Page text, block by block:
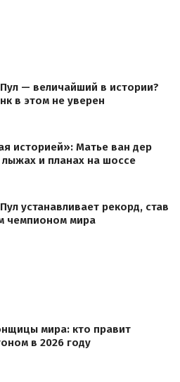
— величайший в истории?
в этом не уверен
историей»: Матье ван дер
и планах на шоссе
устанавливает рекорд, став
чемпионом мира
мира: кто правит
в 2026 году